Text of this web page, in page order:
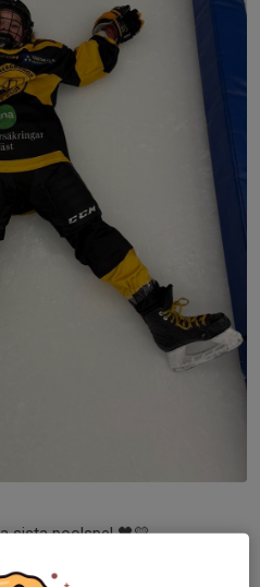
sista poolspel 🖤💛